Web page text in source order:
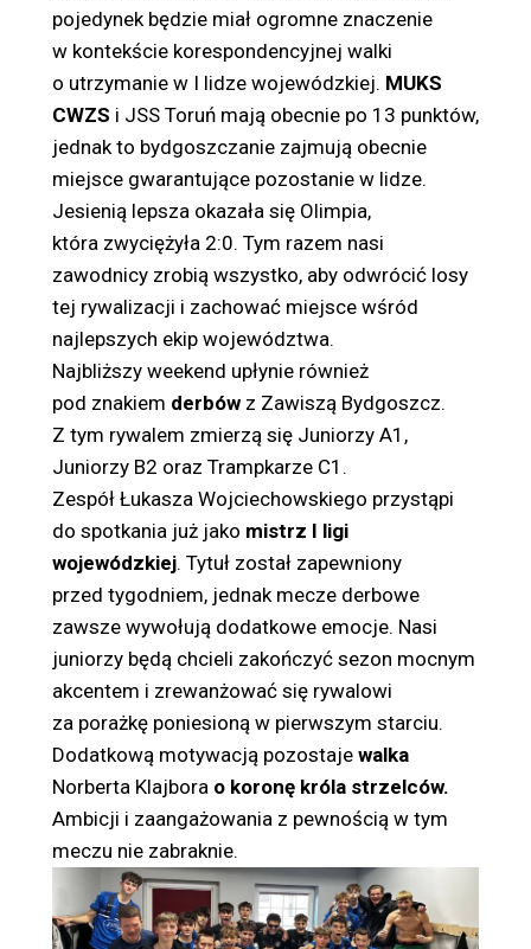
pojedynek będzie miał ogromne znaczenie
w kontekście korespondencyjnej walki
o utrzymanie w I lidze wojewódzkiej. MUKS
CWZS i JSS Toruń mają obecnie po 13 punktów,
jednak to bydgoszczanie zajmują obecnie
miejsce gwarantujące pozostanie w lidze.
Jesienią lepsza okazała się Olimpia,
która zwyciężyła 2:0. Tym razem nasi
zawodnicy zrobią wszystko, aby odwrócić losy
tej rywalizacji i zachować miejsce wśród
najlepszych ekip województwa.
Najbliższy weekend upłynie również
pod znakiem derbów z Zawiszą Bydgoszcz.
Z tym rywalem zmierzą się Juniorzy A1,
Juniorzy B2 oraz Trampkarze C1.
Zespół Łukasza Wojciechowskiego przystąpi
do spotkania już jako mistrz I ligi
wojewódzkiej. Tytuł został zapewniony
przed tygodniem, jednak mecze derbowe
zawsze wywołują dodatkowe emocje. Nasi
juniorzy będą chcieli zakończyć sezon mocnym
akcentem i zrewanżować się rywalowi
za porażkę poniesioną w pierwszym starciu.
Dodatkową motywacją pozostaje walka
Norberta Klajbora o koronę króla strzelców.
Ambicji i zaangażowania z pewnością w tym
meczu nie zabraknie.